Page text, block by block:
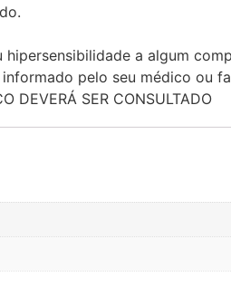
a algum
pelo seu médico ou
DEVERÁ SER CONSULTADO